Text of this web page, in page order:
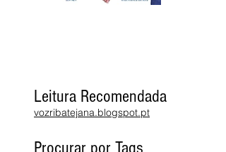
Leitura Recomendada
vozribatejana.blogspot.pt
Procurar por Tags